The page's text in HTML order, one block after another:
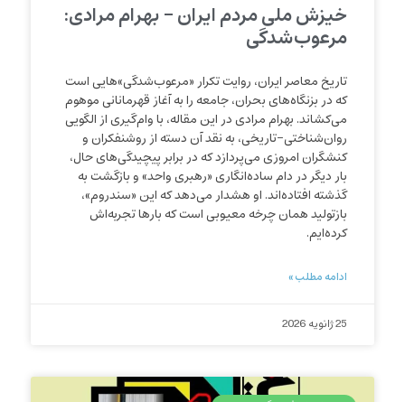
خیزش ملی مردم ایران – بهرام مرادی:
مرعوب‌شدگی
تاریخ معاصر ایران، روایت تکرار «مرعوب‌شدگی»‌هایی است
که در بزنگاه‌های بحران، جامعه را به آغاز قهرمانانی موهوم
می‌کشاند. بهرام مرادی در این مقاله، با وام‌گیری از الگویی
روان‌شناختی-تاریخی، به نقد آن دسته از روشنفکران و
کنشگران امروزی می‌پردازد که در برابر پیچیدگی‌های حال،
بار دیگر در دام ساده‌انگاری «رهبری واحد» و بازگشت به
گذشته افتاده‌اند. او هشدار می‌دهد که این «سندروم»،
بازتولید همان چرخه معیوبی است که بارها تجربه‌اش
کرده‌ایم.
ادامه مطلب »
25 ژانویه 2026